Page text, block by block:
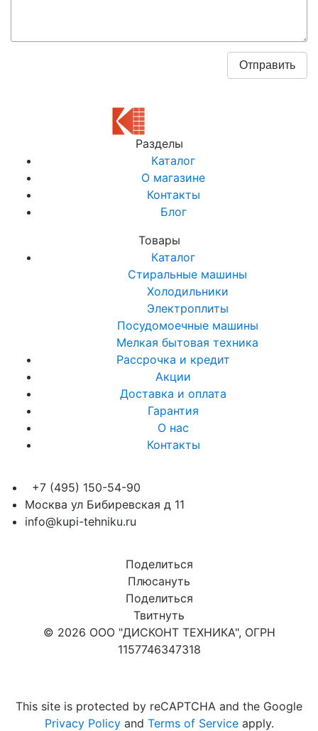
Разделы
Каталог
О магазине
Контакты
Блог
Товары
Каталог
Стиральные машины
Холодильники
Электроплиты
Посудомоечные машины
Мелкая бытовая техника
Рассрочка и кредит
Акции
Доставка и оплата
Гарантия
О нас
Контакты
+7 (495) 150-54-90
Москва ул Бибиревская д 11
info@kupi-tehniku.ru
Поделиться
Плюсануть
Поделиться
Твитнуть
© 2026 ООО "ДИСКОНТ ТЕХНИКА", ОГРН
1157746347318
This site is protected by reCAPTCHA and the Google
Privacy Policyand Terms of Serviceapply.